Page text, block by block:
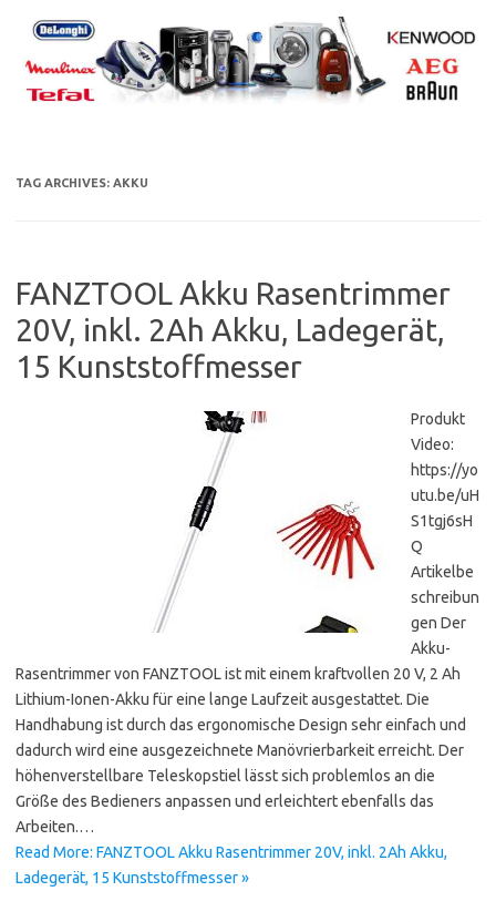
content
TAG ARCHIVES: AKKU
FANZTOOL Akku Rasentrimmer
20V, inkl. 2Ah Akku, Ladegerät,
15 Kunststoffmesser
Produkt
Video:
https://yo
utu.be/uH
S1tgj6sH
Q
Artikelbe
schreibun
gen Der
Akku-
Rasentrimmer von FANZTOOL ist mit einem kraftvollen 20 V, 2 Ah
Lithium-Ionen-Akku für eine lange Laufzeit ausgestattet. Die
Handhabung ist durch das ergonomische Design sehr einfach und
dadurch wird eine ausgezeichnete Manövrierbarkeit erreicht. Der
höhenverstellbare Teleskopstiel lässt sich problemlos an die
Größe des Bedieners anpassen und erleichtert ebenfalls das
Arbeiten.…
Read More: FANZTOOL Akku Rasentrimmer 20V, inkl. 2Ah Akku,
Ladegerät, 15 Kunststoffmesser »